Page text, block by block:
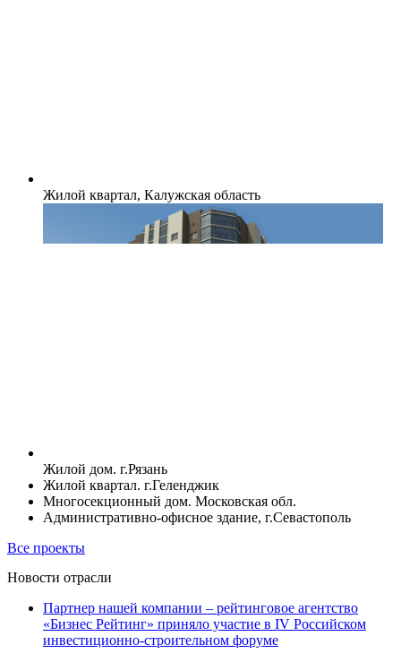
Жилой квартал, Калужская область
Жилой дом. г.Рязань
Жилой квартал. г.Геленджик
Многосекционный дом. Московская обл.
Административно-офисное здание, г.Севастополь
Все проекты
Новости отрасли
Партнер нашей компании – рейтинговое агентство
«Бизнес Рейтинг» приняло участие в IV Российском
инвестиционно-строительном форуме